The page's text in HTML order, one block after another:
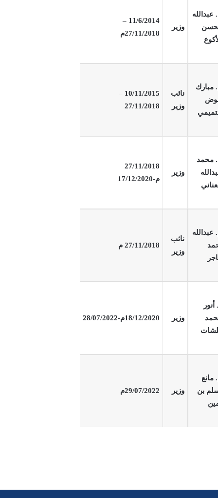
عبدالله
وزير
11/6/2014 –
27/11/2018م
مبارك
نائب
وزير
10/11/2015 –
27/11/2018
محمد
وزير
27/11/2018
م-17/12/2020
عبدالله
نائب
وزير
27/11/2018 م
أنور
وزير 18/12/2020م-28/07/2022
مانع
بن
وزير 29/07/2022م